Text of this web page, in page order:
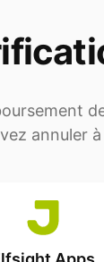
annuler